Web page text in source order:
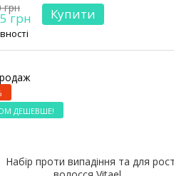
грн
грн Купити
ДЕШЕВШЕ!